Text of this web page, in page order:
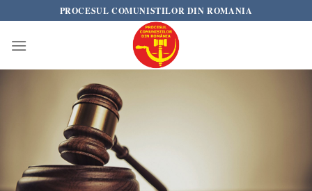
to
content
PROCESUL COMUNISTILOR DIN ROMANIA